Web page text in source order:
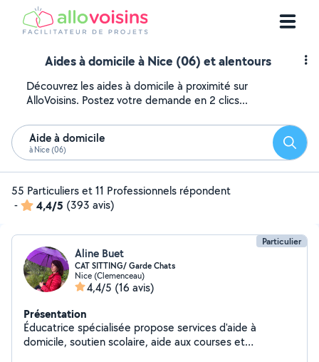
Aides à domicile à Nice (06) et alentours
Découvrez les aides à domicile à proximité sur
AlloVoisins. Postez votre demande en 2 clics...
Aide à domicile
à Nice (06)
55 Particuliers et 11 Professionnels répondent
-
4,4/5 (393 avis)
Particulier
Aline Buet
CAT SITTING/ Garde Chats
Nice (Clemenceau)
4,4/5 (16 avis)
Présentation
Éducatrice spécialisée propose services d'aide à
domicile, soutien scolaire, aide aux courses et